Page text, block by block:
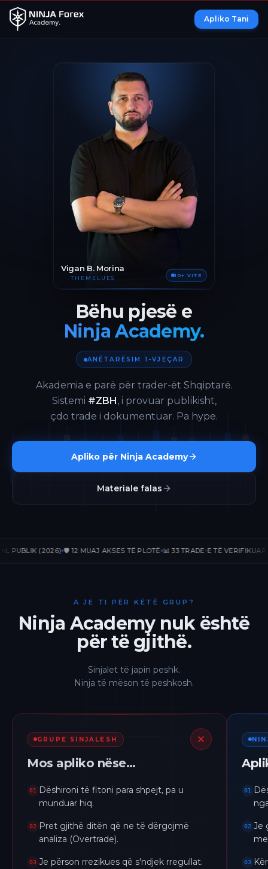
Apliko Tani
Vigan B. Morina
THEMELUES 10+ VITE
Bëhu pjesë e
Ninja Academy.
ANËTARËSIM 1-VJEÇAR
Akademia e parë për trader-ët Shqiptarë.
Sistemi #ZBH, i provuar publikisht,
çdo trade i dokumentuar. Pa hype.
Apliko për Ninja Academy
Materiale falas
(2026) 🛡️ 12 MUAJ AKSES TË PLOTË 📊 33 TRADE-E TË VERIFIKUARA 📈
A JE TI PËR KËTË GRUP?
Ninja Academy nuk është
për të gjithë.
Sinjalet të japin peshk.
Ninja të mëson të peshkosh.
GRUPE SINJALESH
Mos apliko nëse…
01
Dëshironi të fitoni para shpejt, pa u
munduar hiq.
02
Pret gjithë ditën që ne të dërgojmë
analiza (Overtrade).
03 Je përson rrezikues që s'ndjek rregullat.
01
02 Je
03